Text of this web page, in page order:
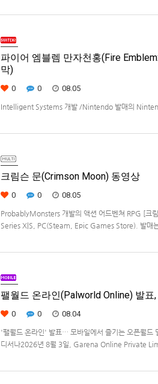
파이어 엠블렘 만자천홍(Fire
막)
0 0 08.05
Intelligent Systems 개발 /Nintendo 발매의
크림슨 문(Crimson Moon) 동영상
0 0 08.05
ProbablyMonsters 개발의 액션 어드벤쳐 RPG [크
Series X|S, PC(Steam, Epic Games Store). 발
팰월드 온라인(Palworld Online) 발
0 0 08.04
'팰월드 온라인' 발표… 모바일에서 즐기는 오픈월드
디서나2026년 8월 3일, Garena Online Private